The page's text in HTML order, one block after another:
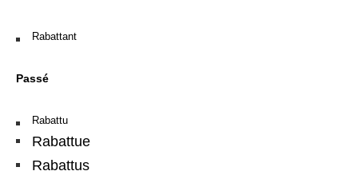
Rabattant
Passé
Rabattu
Rabattue
Rabattus